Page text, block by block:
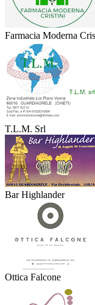
Farmacia Moderna
T.L.M. Srl
Bar Highlander
Ottica Falcone